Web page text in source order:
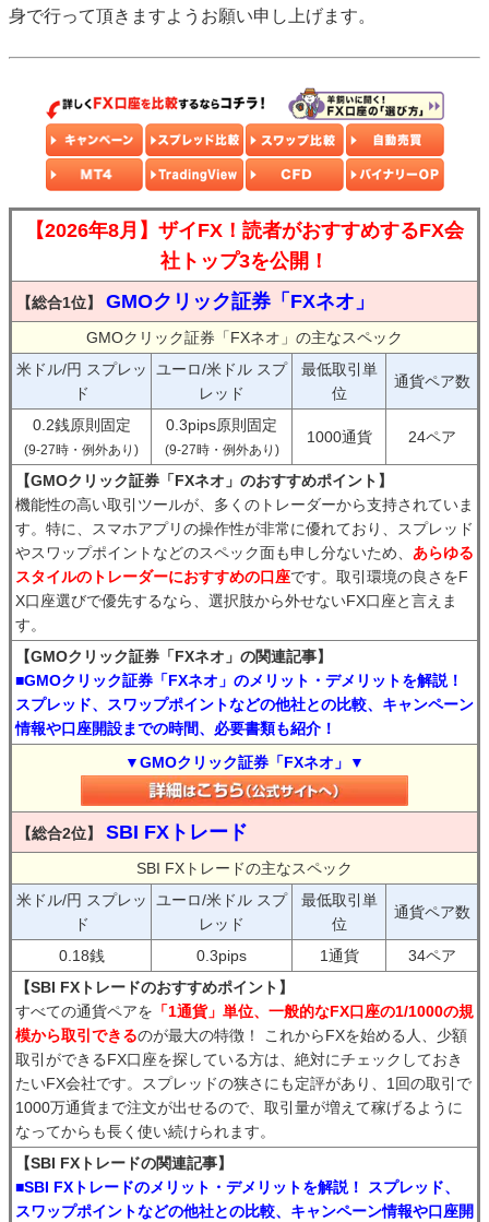
身で行って頂きますようお願い申し上げます。
【2026年8月】ザイFX！読者がおすすめするFX会
社トップ3を公開！
【総合1位】 GMOクリック証券「FXネオ」
GMOクリック証券「FXネオ」の主なスペック
米ドル/円 スプレッ
ド
ユーロ/米ドル スプ
レッド
最低取引単
位
通貨ペア数
0.2銭原則固定
(9-27時・例外あり)
0.3pips原則固定
(9-27時・例外あり)
1000通貨 24ペア
【GMOクリック証券「FXネオ」のおすすめポイント】
機能性の高い取引ツールが、多くのトレーダーから支持されていま
す。特に、スマホアプリの操作性が非常に優れており、スプレッド
やスワップポイントなどのスペック面も申し分ないため、 あらゆる
スタイルのトレーダーにおすすめの口座です。取引環境の良さをF
X口座選びで優先するなら、選択肢から外せないFX口座と言えま
す。
【GMOクリック証券「FXネオ」の関連記事】
■GMOクリック証券「FXネオ」のメリット・デメリットを解説！
スプレッド、スワップポイントなどの他社との比較、キャンペーン
情報や口座開設までの時間、必要書類も紹介！
▼GMOクリック証券「FXネオ」▼
【総合2位】 SBI FXトレード
SBI FXトレードの主なスペック
米ドル/円 スプレッ
ド
ユーロ/米ドル スプ
レッド
最低取引単
位
通貨ペア数
0.18銭 0.3pips 1通貨
34ペア
【SBI FXトレードのおすすめポイント】
すべての通貨ペアを 「1通貨」単位、一般的なFX口座の1/1000の規
模から取引できるのが最大の特徴！ これからFXを始める人、少額
取引ができるFX口座を探している方は、絶対にチェックしておき
たいFX会社です。スプレッドの狭さにも定評があり、1回の取引で
1000万通貨まで注文が出せるので、取引量が増えて稼げるように
なってからも長く使い続けられます。
【SBI FXトレードの関連記事】
■SBI FXトレードのメリット・デメリットを解説！ スプレッド、
スワップポイントなどの他社との比較、キャンペーン情報や口座開